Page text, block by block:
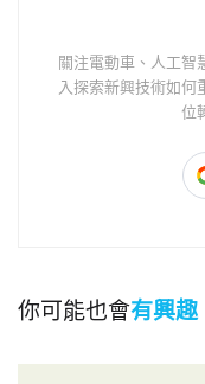
關注電動車、人工智
入探索新興技術如何
位
你可能也會有興趣